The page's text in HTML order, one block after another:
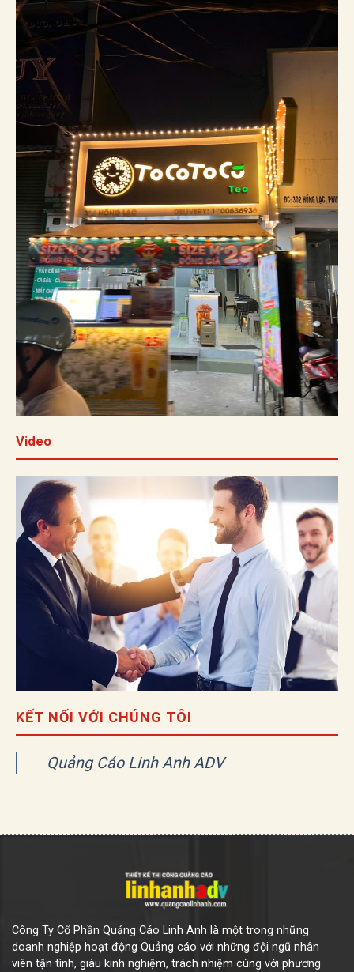
Video
KẾT NỐI VỚI CHÚNG TÔI
Quảng Cáo Linh Anh ADV
Công Ty Cổ Phần Quảng Cáo Linh Anh là một trong những
doanh nghiệp hoạt động Quảng cáo với những đội ngũ nhân
viên tận tình, giàu kinh nghiệm, trách nhiệm cùng với phương